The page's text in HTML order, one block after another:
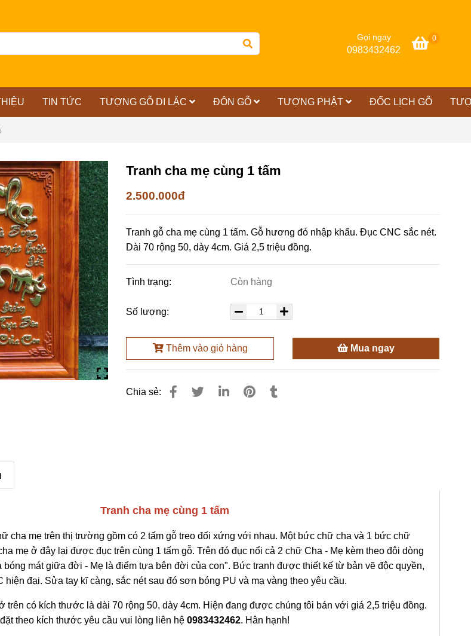
Gọi ngay
0983432462
0
TIN TỨC TƯỢNG GỖ DI LẶC ĐÔN GỖ TƯỢNG PHẬT ĐỐC LỊCH GỖ
Tranh cha mẹ cùng 1 tấm
2.500.000đ
Tranh gỗ cha mẹ cùng 1 tấm. Gỗ hương đỏ nhập khẩu. Đục CNC sắc nét.
Dài 70 rộng 50, dày 4cm. Giá 2,5 triệu đồng.
Tình trạng: Còn hàng
Số lượng:
Thêm vào giỏ hàng Mua ngay
Chia sẻ:
Tranh cha mẹ cùng 1 tấm
cha mẹ trên thị trường gồm có 2 tấm gỗ treo đối xứng với nhau. Một bức chữ cha và 1 bức chữ
mẹ ở đây lại được đục trên cùng 1 tấm gỗ. Trên đó đục nổi cả 2 chữ Cha - Mẹ kèm theo đôi dòng
bóng mát giữa đời - Mẹ là điểm tựa bên đời của con". Bức tranh được thiết kế từ bản vẽ độc quyền,
hiện đại. Sửa tay kĩ càng, sắc nét sau đó sơn bóng PU và mạ vàng theo yêu cầu.
trên có kích thước là dài 70 rộng 50, dày 4cm. Hiện đang được chúng tôi bán với giá 2,5 triệu đồng.
theo kích thước yêu cầu vui lòng liên hệ 0983432462. Hân hạnh!